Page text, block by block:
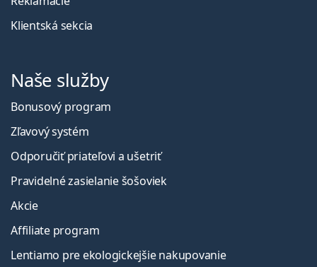
Klientská sekcia
Naše služby
Bonusový program
Zľavový systém
Odporučiť priateľovi a ušetriť
Pravidelné zasielanie šošoviek
Akcie
Affiliate program
Lentiamo pre ekologickejšie nakupovanie